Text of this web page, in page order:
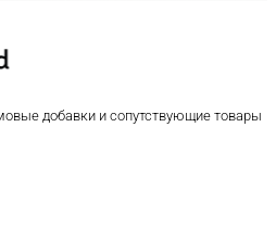
добавки и сопутствующие товары